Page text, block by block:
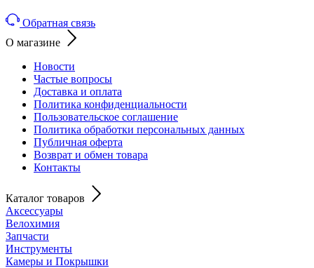
Обратная связь
О магазине
Новости
Частые вопросы
Доставка и оплата
Политика конфиденциальности
Пользовательское соглашение
Политика обработки персональных данных
Публичная оферта
Возврат и обмен товара
Контакты
Каталог товаров
Аксессуары
Велохимия
Запчасти
Инструменты
Камеры и Покрышки